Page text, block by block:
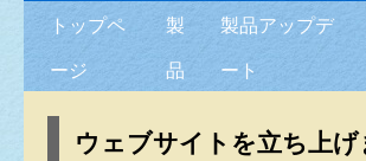
トップペ
ージ
製
品
製品アップデ
ート
ウェブサイトを立ち上げ